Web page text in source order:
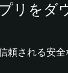
リをダ
頼される安全